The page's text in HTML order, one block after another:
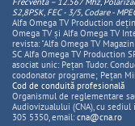
S2,8PSK, FEC - 3/5, Codare -
Alfa Omega TV Production
Omega TV și Alfa Omega TV
revista: "Alfa Omega TV
SC Alfa Omega TV Production
asociat unic: Pețan Tudor.
coodonator programe; Pețan
Cod de conduită profesională
Organismul de reglementare
Audiovizualului (CNA), cu
305 5350, email: cna@cna.ro